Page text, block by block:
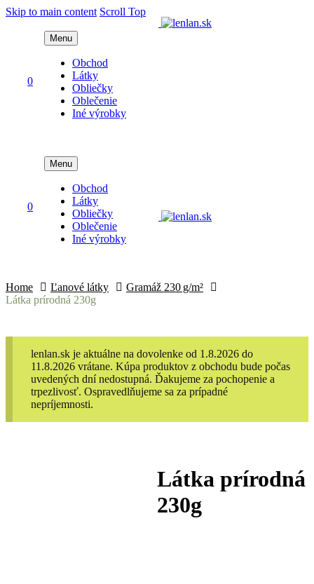
Skip to main content Scroll Top
Menu
Obchod
Látky
Obliečky
Oblečenie
Iné výrobky
0
Menu
Obchod
Látky
Obliečky
Oblečenie
Iné výrobky
0
Home Ľanové látky
Gramáž 230 g/m²
Látka prírodná 230g
lenlan.sk je aktuálne na dovolenke od 1.8.2026 do
11.8.2026 vrátane. Kúpa produktov z obchodu bude počas
uvedených dní nedostupná. Ďakujeme za pochopenie a
trpezlivosť. Ospravedlňujeme sa za prípadné
nepríjemnosti.
Látka prírodná
230g